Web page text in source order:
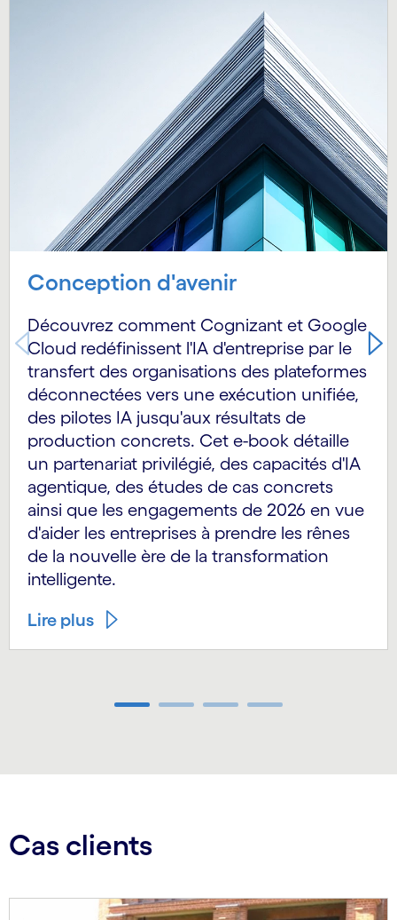
Conception d'avenir
Découvrez comment Cognizant et Google
Cloud redéfinissent l'IA d'entreprise par le
transfert des organisations des plateformes
déconnectées vers une exécution unifiée,
des pilotes IA jusqu'aux résultats de
production concrets. Cet e-book détaille
un partenariat privilégié, des capacités d'IA
agentique, des études de cas concrets
ainsi que les engagements de 2026 en vue
d'aider les entreprises à prendre les rênes
de la nouvelle ère de la transformation
intelligente.
Lire plus
Cas clients
Carousel starts